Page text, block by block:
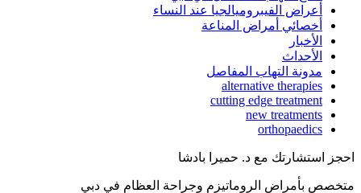
أعراض الفيبروميالجيا عند النساء
أخصائي أمراض المناعة
الأخبار
الأحداث
مدونة التهاب المفاصل
alternative therapies
cutting edge treatment
new treatments
orthopaedics
احجز استشارتك مع د. حميرا بادشا
متخصص بأمراض الروماتيزم وجراحة العظام في دبي